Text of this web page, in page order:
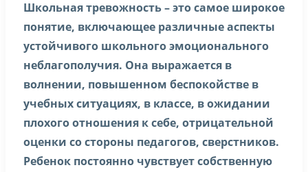
Школьная тревожность – это самое широкое
понятие, включающее различные аспекты
устойчивого школьного эмоционального
неблагополучия. Она выражается в
волнении, повышенном беспокойстве в
учебных ситуациях, в классе, в ожидании
плохого отношения к себе, отрицательной
оценки со стороны педагогов, сверстников.
Ребенок постоянно чувствует собственную